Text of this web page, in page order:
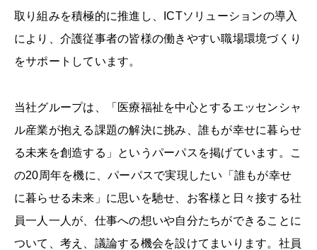
取り組みを積極的に推進し、ICTソリューションの導入
により、介護従事者の皆様の働きやすい職場環境づくり
をサポートしています。
当社グループは、「医療福祉を中心とするエッセンシャ
ル産業が抱える課題の解決に挑み、誰もが幸せに暮らせ
る未来を創造する」というパーパスを掲げています。こ
の20周年を機に、パーパスで実現したい「誰もが幸せ
に暮らせる未来」に思いを馳せ、お客様と日々接する社
員一人一人が、仕事への想いや自分たちができることに
ついて、考え、議論する機会を設けてまいります。社員